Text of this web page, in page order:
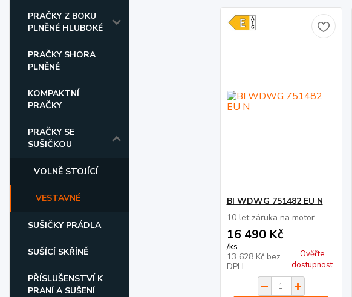
PRAČKY Z BOKU
PLNĚNÉ HLUBOKÉ
PRAČKY SHORA
PLNĚNÉ
KOMPAKTNÍ
PRAČKY
PRAČKY SE
SUŠIČKOU
VOLNĚ STOJÍCÍ
VESTAVNÉ
SUŠIČKY PRÁDLA
SUŠÍCÍ SKŘÍNĚ
PŘÍSLUŠENSTVÍ K
PRANÍ A SUŠENÍ
BI WDWG 751482 EU N
10 let záruka na motor
16 490 Kč
/ks
13 628 Kč bez
DPH
Ověřte
dostupnost